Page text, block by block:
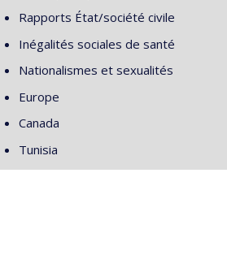
Rapports État/société civile
Inégalités sociales de santé
Nationalismes et sexualités
Europe
Canada
Tunisia